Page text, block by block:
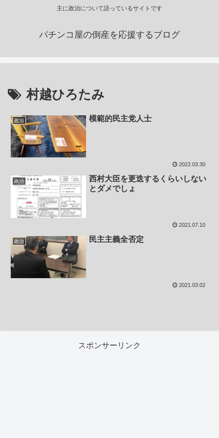
主に政治について語っているサイトです
パチンコ屋の倒産を応援するブログ
村越ひろたみ
政治 模範的民主党人士
2022.03.30
政治
西村大臣を更迭するくらいしない
とダメでしょ
2021.07.10
政治 民主主義全否定
2021.03.02
スポンサーリンク